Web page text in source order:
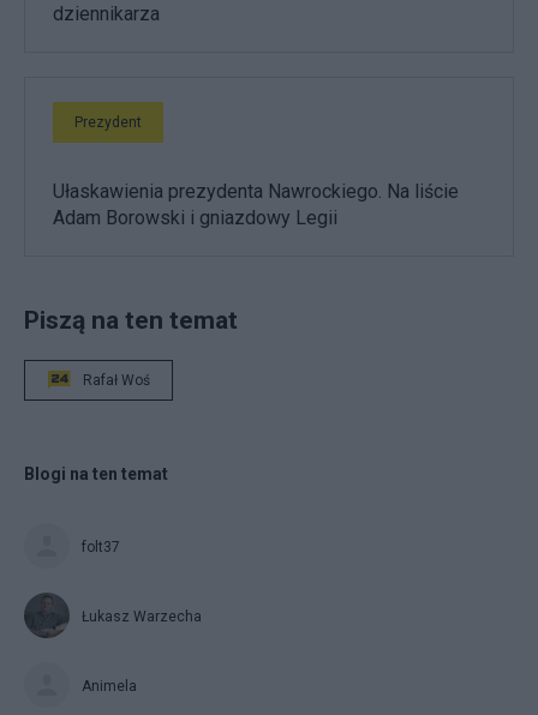
dziennikarza
Prezydent
Ułaskawienia prezydenta Nawrockiego. Na liście
Adam Borowski i gniazdowy Legii
Piszą na ten temat
Rafał Woś
Blogi na ten temat
folt37
Łukasz Warzecha
Animela